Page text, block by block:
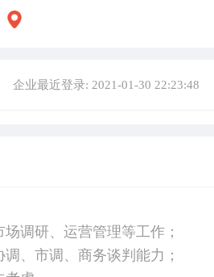
企业最近登录: 2021-01-30 22:23:48
调研、运营管理等工作；
、市调、商务谈判能力；